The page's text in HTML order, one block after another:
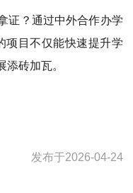
？通过中外合作办学
项目不仅能快速提升学
砖加瓦。
发布于2026-04-24